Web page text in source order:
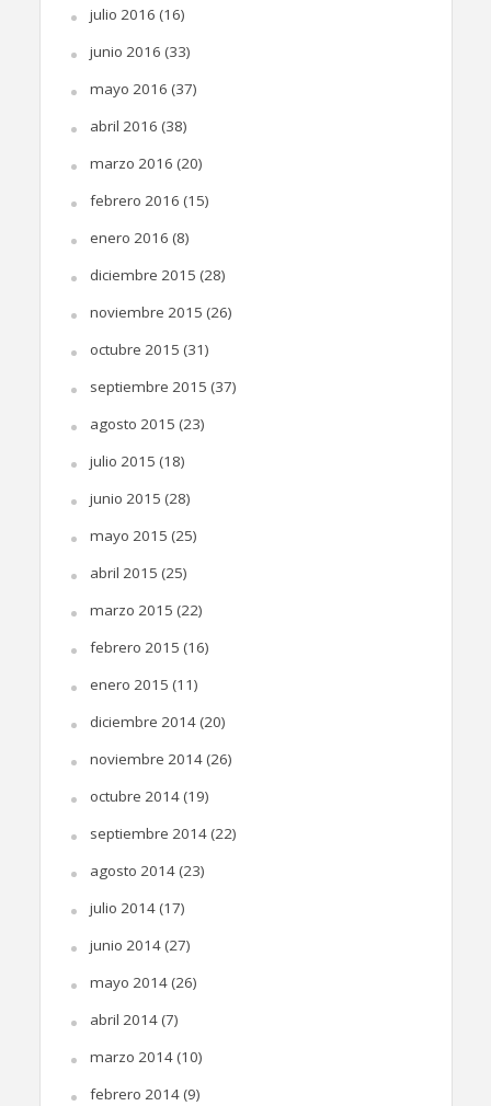
julio 2016 (16)
junio 2016 (33)
mayo 2016 (37)
abril 2016 (38)
marzo 2016 (20)
febrero 2016 (15)
enero 2016 (8)
diciembre 2015 (28)
noviembre 2015 (26)
octubre 2015 (31)
septiembre 2015 (37)
agosto 2015 (23)
julio 2015 (18)
junio 2015 (28)
mayo 2015 (25)
abril 2015 (25)
marzo 2015 (22)
febrero 2015 (16)
enero 2015 (11)
diciembre 2014(20)
noviembre 2014(26)
octubre 2014(19)
septiembre 2014(22)
agosto 2014(23)
julio 2014(17)
junio 2014(27)
mayo 2014(26)
abril 2014(7)
marzo 2014(10)
febrero 2014(9)